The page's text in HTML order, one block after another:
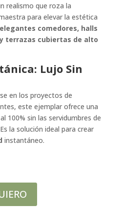
realismo que roza la
para elevar la estética
comedores, halls
terrazas cubiertas de alto
Lujo Sin
en los proyectos de
este ejemplar ofrece una
100% sin las servidumbres de
la solución ideal para crear
instantáneo.